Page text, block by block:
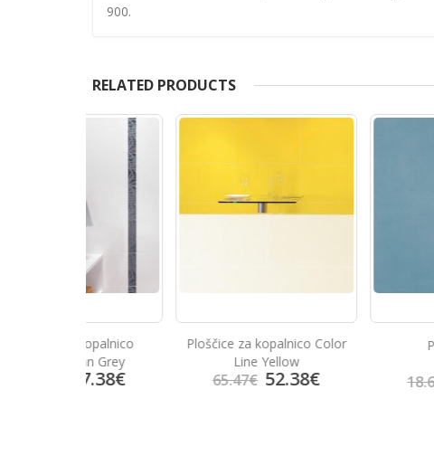
900.
RELATED PRODUCTS
Ploščice za kopalnico Color
52.38€
Prisma Azul
14.95€